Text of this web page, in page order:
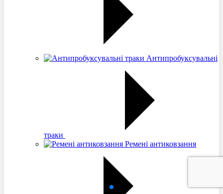
Антипробуксувальні
траки
Ремені антиковзання